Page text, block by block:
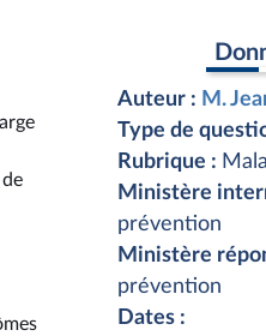
Auteur : M.
Type de
Rubrique :
Ministère
prévention
Ministère
prévention
Dates :